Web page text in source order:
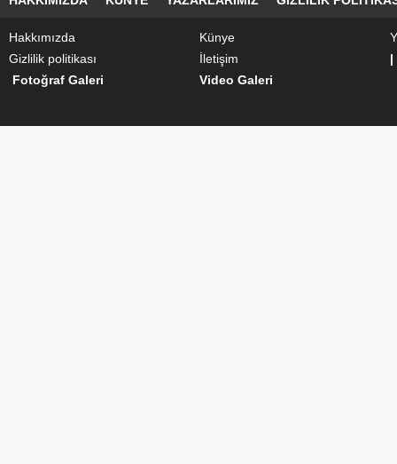
Hakkımızda Künye
Gizlilik politikası
İletişim
|
Fotoğraf Galeri
Video Galeri